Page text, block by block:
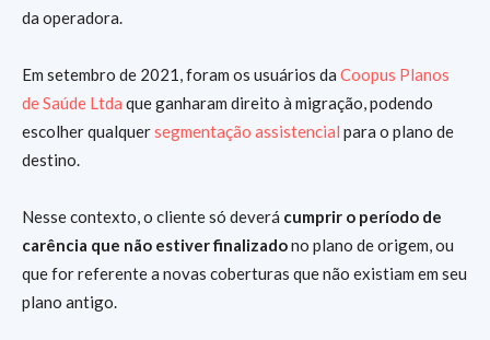
da operadora.
Em setembro de 2021, foram os usuários da Coopus Planos
de Saúde Ltda que ganharam direito à migração, podendo
escolher qualquersegmentação assistencial para o plano de
destino.
Nesse contexto, o cliente só deverá cumprir o período de
carência que não estiver finalizadono plano de origem, ou
que for referente a novas coberturas que não existiam em seu
plano antigo.